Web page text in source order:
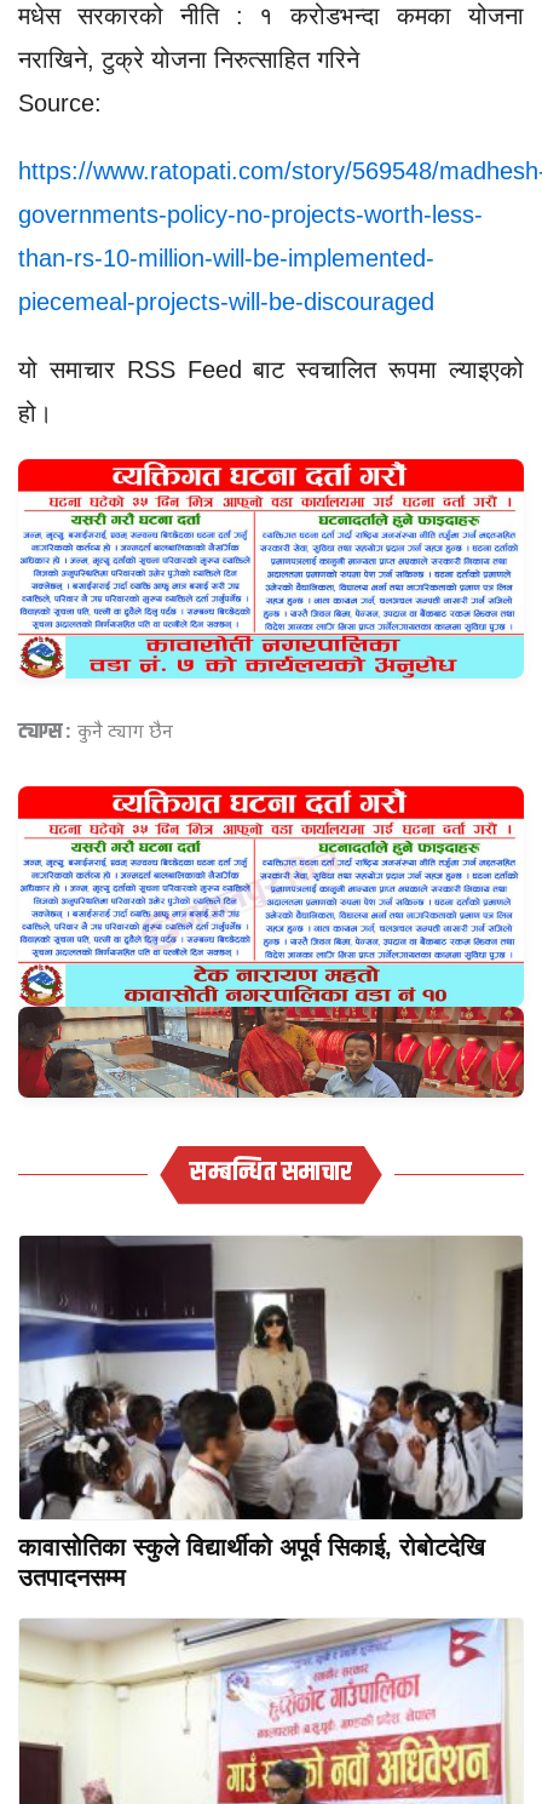
मधेस सरकारको नीति : १ करोडभन्दा कमका योजना
नराखिने, टुक्रे योजना निरुत्साहित गरिने
Source:
https://www.ratopati.com/story/569548/
governments-policy-no-projects-worth-less-
than-rs-10-million-will-be-implemented-
piecemeal-projects-will-be-discouraged
यो समाचार RSS Feed बाट स्वचालित रूपमा ल्याइएको
हो।
ट्याग्स : कुनै ट्याग छैन
सम्बन्धित समाचार
कावासोतिका स्कुले विद्यार्थीको अपूर्व सिकाई, रोबोटदेखि
उतपादनसम्म